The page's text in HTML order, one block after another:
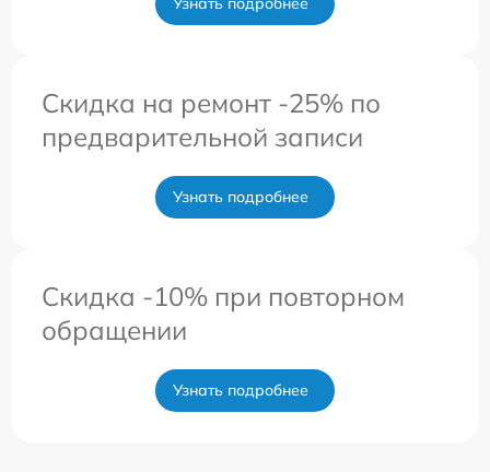
Скидка на ремонт -25% по
предварительной записи
Узнать подробнее
Скидка -10% при повторном
обращении
Узнать подробнее